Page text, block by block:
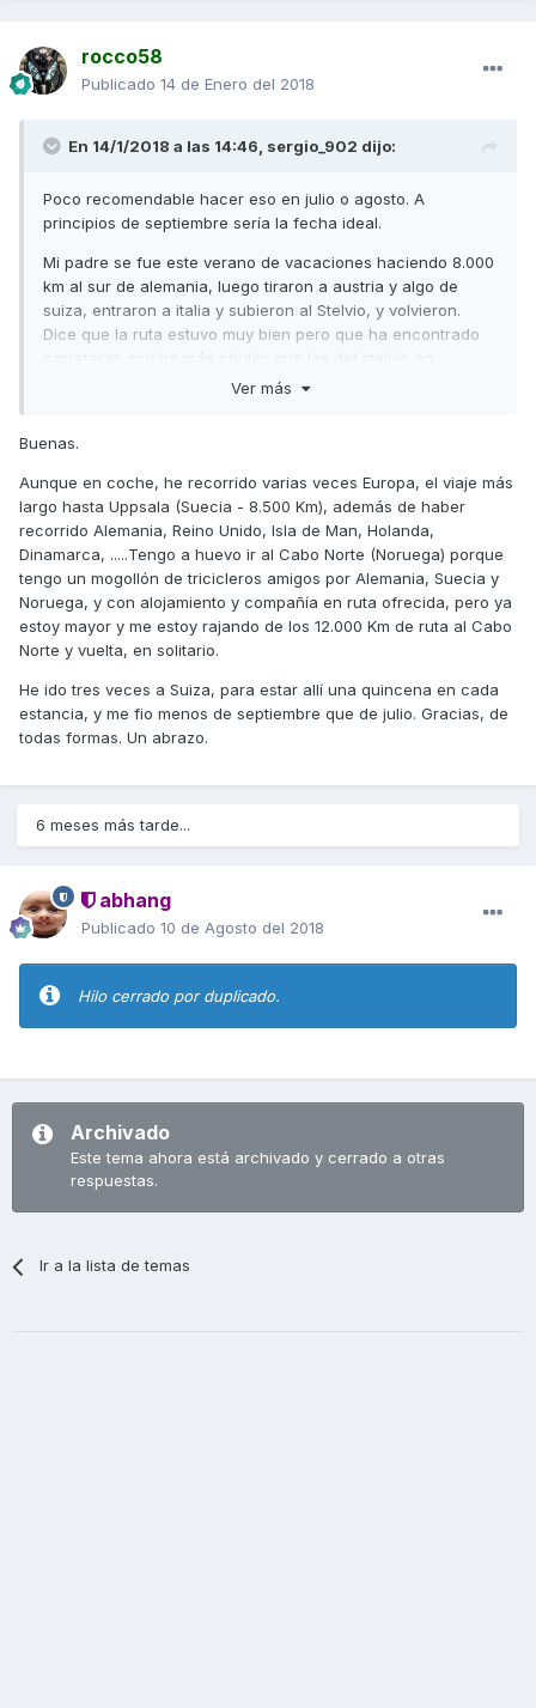
rocco58
Publicado 14 de Enero del 2018
En 14/1/2018 a las 14:46, sergio_902 dijo:
Poco recomendable hacer eso en julio o agosto. A
principios de septiembre sería la fecha ideal.
Mi padre se fue este verano de vacaciones haciendo 8.000
km al sur de alemania, luego tiraron a austria y algo de
suiza, entraron a italia y subieron al Stelvio, y volvieron.
Dice que la ruta estuvo muy bien pero que ha encontrado
carreteras mucho más chulas que las del stelvio en
Alemania. Iban con compañeros alemanes que se conocía
no llegarte al lago de constanza ni la selva negra.
Me quedé con ganas de ir, pero sin el carné de la moto
grande... Este verano que ya tendré el A quiero hacer algo
chulo con la moto. Ya me irás contando de qué rutas
merecen más la pena.
Ver más
Buenas.
Aunque en coche, he recorrido varias veces Europa, el viaje más
largo hasta Uppsala (Suecia - 8.500 Km), además de haber
recorrido Alemania, Reino Unido, Isla de Man, Holanda,
Dinamarca, .....Tengo a huevo ir al Cabo Norte (Noruega) porque
tengo un mogollón de tricicleros amigos por Alemania, Suecia y
Noruega, y con alojamiento y compañía en ruta ofrecida, pero ya
estoy mayor y me estoy rajando de los 12.000 Km de ruta al Cabo
Norte y vuelta, en solitario.
He ido tres veces a Suiza, para estar allí una quincena en cada
estancia, y me fio menos de septiembre que de julio. Gracias, de
todas formas. Un abrazo.
6 meses más tarde...
abhang
Publicado 10 de Agosto del 2018
Hilo cerrado por duplicado.
Archivado
Este tema ahora está archivado y cerrado a otras
respuestas.
Ir a la lista de temas